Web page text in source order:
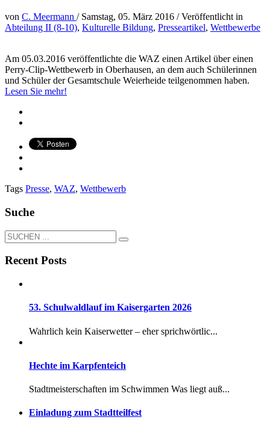
von C. Meermann / Samstag, 05. März 2016 /Veröffentlicht in
Abteilung II (8-10), Kulturelle Bildung, Presseartikel, Wettbewerbe
Am 05.03.2016 veröffentlichte die WAZ einen Artikel über einen
Perry-Clip-Wettbewerb in Oberhausen, an dem auch Schülerinnen
und Schüler der Gesamtschule Weierheide teilgenommen haben.
Lesen Sie mehr!
Tags Presse, WAZ, Wettbewerb
Suche
Recent Posts
53. Schulwaldlauf im Kaisergarten 2026
Wahrlich kein Kaiserwetter – eher sprichwörtlic...
Hechte im Karpfenteich
Stadtmeisterschaften im Schwimmen Was liegt auß...
Einladung zum Stadtteilfest